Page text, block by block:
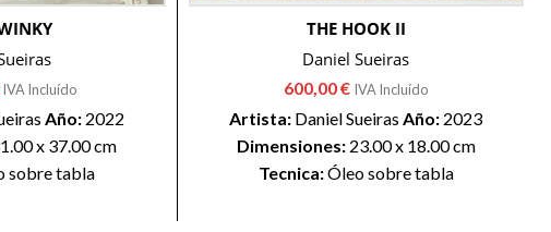
IVA Incluído
Año:2022
x 37.00 cm
sobre tabla
THE HOOK II
Daniel Sueiras
600,00€ IVA Incluído
Artista: Daniel Sueiras Año: 2023
Dimensiones:23.00 x 18.00 cm
Tecnica:Óleo sobre tabla